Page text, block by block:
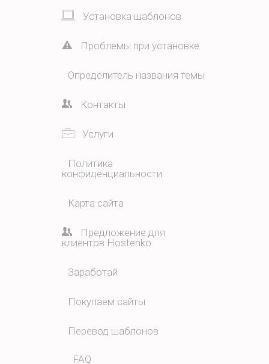
Установка шаблонов
Проблемы при установке
Определитель названия темы
Контакты
Услуги
Политика
конфиденциальности
Карта сайта
Предложение для
клиентов Hostenko
Заработай
Покупаем сайты
Перевод шаблонов
FAQ